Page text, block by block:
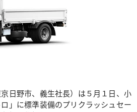
日野市、義生社長）は５月１日、小
」に標準装備のプリクラッシュセー